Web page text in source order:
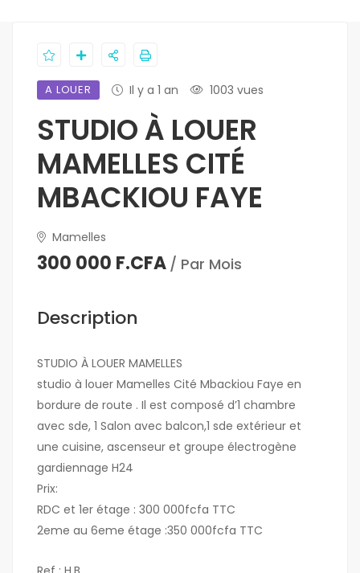
A LOUER Il y a 1 an 1003 vues
STUDIO À LOUER
MAMELLES CITÉ
MBACKIOU FAYE
Mamelles
300 000 F.CFA / Par Mois
Description
STUDIO À LOUER MAMELLES
studio à louer Mamelles Cité Mbackiou Faye en
bordure de route . Il est composé d’1 chambre
avec sde, 1 Salon avec balcon,1 sde extérieur et
une cuisine, ascenseur et groupe électrogène
gardiennage H24
Prix:
RDC et 1er étage : 300 000fcfa TTC
2eme au 6eme étage :350 000fcfa TTC